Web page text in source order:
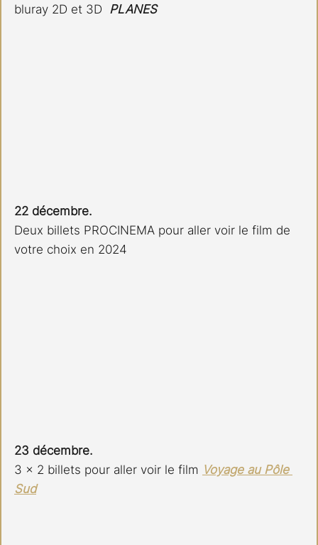
bluray 2D et 3D PLANES
22 décembre.
Deux billets PROCINEMA pour aller voir le film de
votre choix en 2024
23 décembre.
3 x 2 billets pour aller voir le film Voyage au Pôle
Sud